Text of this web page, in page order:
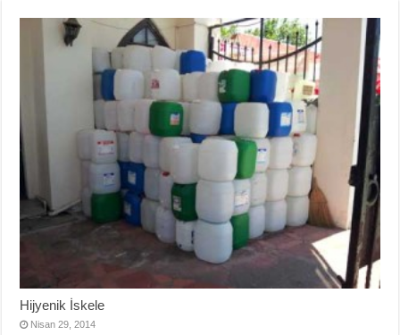
Hijyenik İskele
Nisan 29, 2014